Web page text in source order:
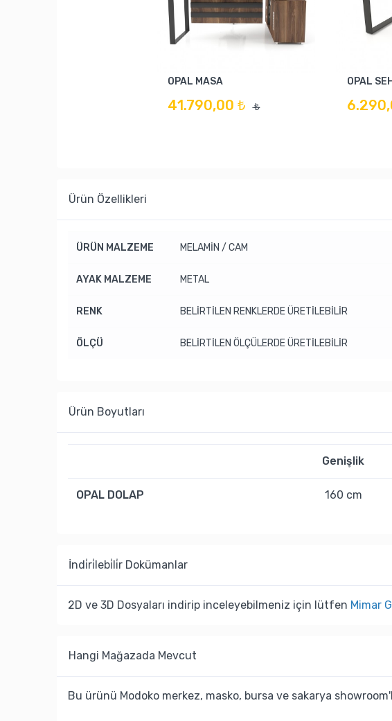
OPAL MASA
41.790,00 ₺ ₺
OPAL
Ürün Özellikleri
ÜRÜN MALZEME MELAMİN / CAM
AYAK MALZEME METAL
RENK BELİRTİLEN RENKLERDE ÜRETİLEBİLİR
ÖLÇÜ BELİRTİLEN ÖLÇÜLERDE ÜRETİLEBİLİR
Ürün Boyutları
Genişlik
OPAL DOLAP 160 cm
İndi̇ri̇lebi̇li̇r Dokümanlar
2D ve 3D Dosyaları indirip inceleyebilmeniz için lütfen Mimar
Hangi Mağazada Mevcut
Bu ürünü Modoko merkez, masko, bursa ve sakarya